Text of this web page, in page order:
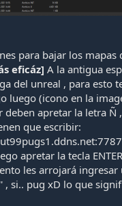
para bajar los mapas
eficáz] A la antigua
del unreal , para esto
luego (icono en la
deben apretar la letra Ñ
que escribir:
apretar la tecla
les arrojará ingresar
, si.. pug xD lo que